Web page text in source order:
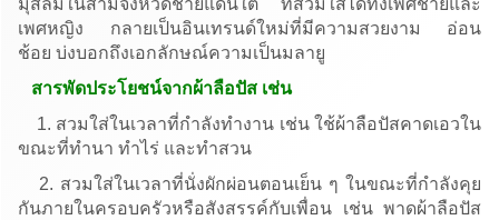
เพศหญิง กลายเป็นอินเทรนด์ใหม่ที่มีความสวยงาม อ่อน
ช้อย บ่งบอกถึงเอกลักษณ์ความเป็นมลายู
สารพัดประโยชน์จากผ้าลือปัส เช่น
1. สวมใส่ในเวลาที่กำลังทำงาน เช่น ใช้ผ้าลือปัสคาดเอวใน
ขณะที่ทำนา ทำไร่ และทำสวน
2. สวมใส่ในเวลาที่นั่งผักผ่อนตอนเย็น ๆ ในขณะที่กำลังคุย
กันภายในครอบครัวหรือสังสรรค์กับเพื่อน เช่น พาดผ้าลือปัส